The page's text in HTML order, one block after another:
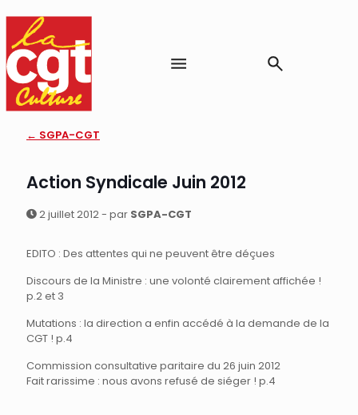
← SGPA-CGT
Action Syndicale Juin 2012
2 juillet 2012 - par SGPA-CGT
EDITO : Des attentes qui ne peuvent être déçues
Discours de la Ministre : une volonté clairement affichée !
p.2 et 3
Mutations : la direction a enfin accédé à la demande de la
CGT ! p.4
Commission consultative paritaire du 26 juin 2012
Fait rarissime : nous avons refusé de siéger ! p.4